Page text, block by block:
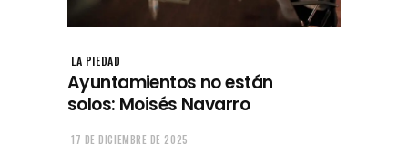
LA PIEDAD
Ayuntamientos no están
solos: Moisés Navarro
17 DE DICIEMBRE DE 2025